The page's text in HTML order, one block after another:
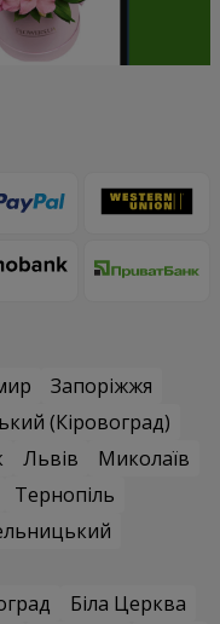
Запоріжжя
(Кіровоград)
Львів
Миколаїв
Тернопіль
Біла Церква